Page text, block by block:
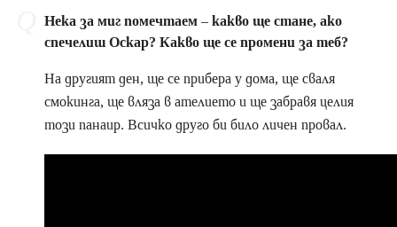
Нека за миг помечтаем – какво ще стане, ако
спечелиш Оскар? Какво ще се промени за теб?
На другият ден, ще се прибера у дома, ще сваля
смокинга, ще вляза в ателието и ще забравя целия
този панаир. Всичко друго би било личен провал.